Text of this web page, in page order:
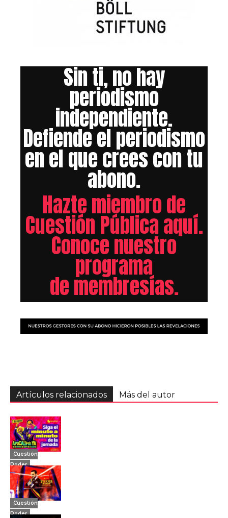
Sin ti, no hay
periodismo
independiente.
Defiende el periodismo
en el que crees con tu
abono.
Hazte miembro de
Cuestión Pública aquí.
Conoce nuestro
programa
de membresías.
Artículos relacionados Más del autor
Cuestión
Poder
Cuestión
Poder